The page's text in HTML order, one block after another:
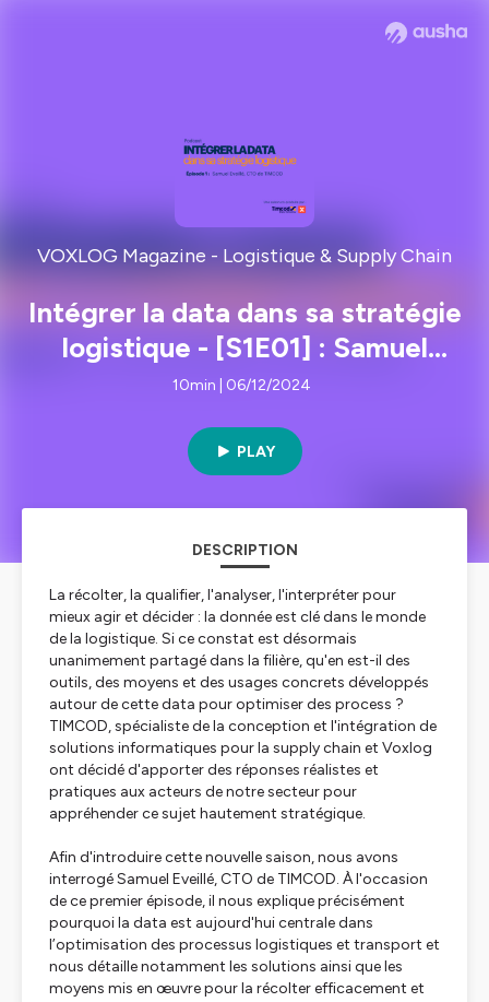
VOXLOG Magazine - Logistique & Supply Chain
Intégrer la data dans sa stratégie
logistique - [S1E01] : Samuel
Eveillé, CTO de TIMCOD
10min | 06/12/2024
PLAY
DESCRIPTION
La récolter, la qualifier, l'analyser, l'interpréter pour
mieux agir et décider : la donnée est clé dans le monde
de la logistique. Si ce constat est désormais
unanimement partagé dans la filière, qu'en est-il des
outils, des moyens et des usages concrets développés
autour de cette data pour optimiser des process ?
TIMCOD, spécialiste de la conception et l'intégration de
solutions informatiques pour la supply chain et Voxlog
ont décidé d'apporter des réponses réalistes et
pratiques aux acteurs de notre secteur pour
appréhender ce sujet hautement stratégique.
Afin d'introduire cette nouvelle saison, nous avons
interrogé Samuel Eveillé, CTO de TIMCOD. À l'occasion
de ce premier épisode, il nous explique précisément
pourquoi la data est aujourd'hui centrale dans
l’optimisation des processus logistiques et transport et
nous détaille notamment les solutions ainsi que les
moyens mis en œuvre pour la récolter efficacement et